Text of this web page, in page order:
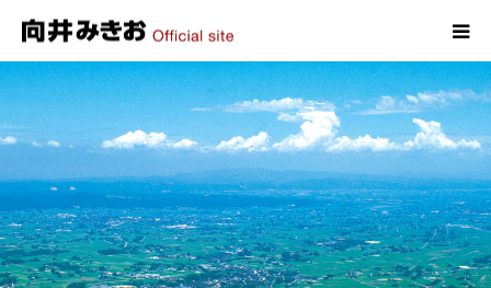
HOME
プロフィール
政策
活動報告